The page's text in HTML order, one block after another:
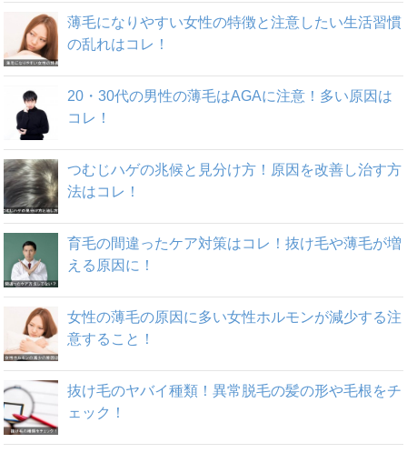
薄毛になりやすい女性の特徴と注意したい生活習慣
の乱れはコレ！
20・30代の男性の薄毛はAGAに注意！多い原因は
コレ！
つむじハゲの兆候と見分け方！原因を改善し治す方
法はコレ！
育毛の間違ったケア対策はコレ！抜け毛や薄毛が増
える原因に！
女性の薄毛の原因に多い女性ホルモンが減少する注
意すること！
抜け毛のヤバイ種類！異常脱毛の髪の形や毛根をチ
ェック！